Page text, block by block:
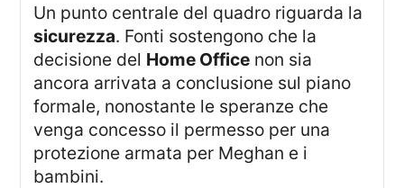
Un punto centrale del quadro riguarda la
sicurezza. Fonti sostengono che la
decisione del Home Office non sia
ancora arrivata a conclusione sul piano
formale, nonostante le speranze che
venga concesso il permesso per una
protezione armata per Meghan e i
bambini.